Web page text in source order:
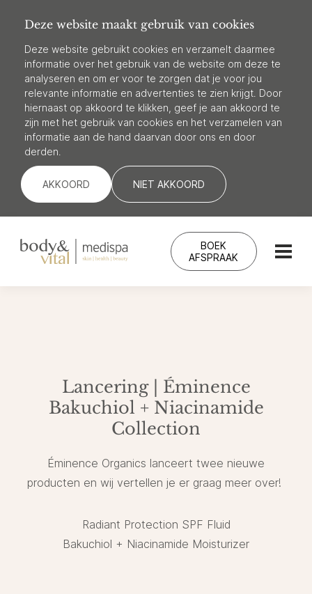
Deze website maakt gebruik van cookies
Deze website gebruikt cookies en verzamelt daarmee
informatie over het gebruik van de website om deze te
analyseren en om er voor te zorgen dat je voor jou
relevante informatie en advertenties te zien krijgt. Door
hiernaast op akkoord te klikken, geef je aan akkoord te
zijn met het gebruik van cookies en het verzamelen van
informatie aan de hand daarvan door ons en door
derden.
AKKOORD NIET AKKOORD
BOEK
AFSPRAAK
Lancering | Éminence
Bakuchiol + Niacinamide
Collection
Éminence Organics lanceert twee nieuwe
producten en wij vertellen je er graag meer over!
Radiant Protection SPF Fluid
Bakuchiol + Niacinamide Moisturizer